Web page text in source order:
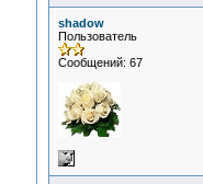
shadow
Пользователь
Сообщений: 67